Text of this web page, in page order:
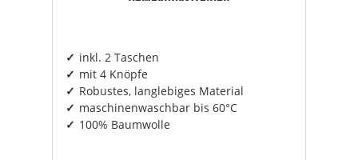
inkl. 2 Taschen
mit 4 Knöpfe
Robustes, langlebiges Material
maschinenwaschbar bis 60°C
100% Baumwolle